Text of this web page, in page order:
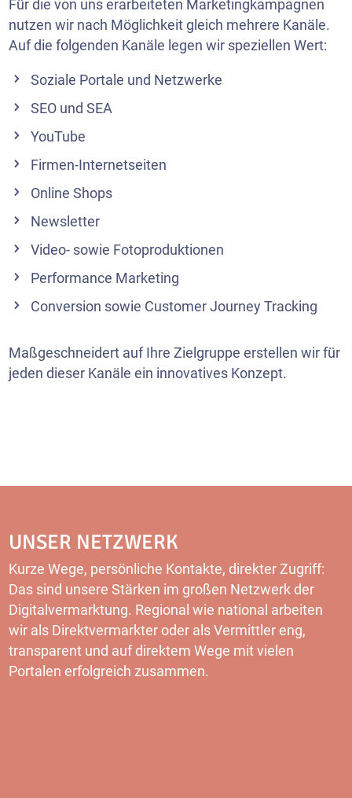
Für die von uns erarbeiteten Marketingkampagnen
nutzen wir nach Möglichkeit gleich mehrere Kanäle.
Auf die folgenden Kanäle legen wir speziellen Wert:
Soziale Portale und Netzwerke
SEO und SEA
YouTube
Firmen-Internetseiten
Online Shops
Newsletter
Video- sowie Fotoproduktionen
Performance Marketing
Conversion sowie Customer Journey Tracking
Maßgeschneidert auf Ihre Zielgruppe erstellen wir für
jeden dieser Kanäle ein innovatives Konzept.
UNSER NETZWERK
Kurze Wege, persönliche Kontakte, direkter Zugriff:
Das sind unsere Stärken im großen Netzwerk der
Digitalvermarktung. Regional wie national arbeiten
wir als Direktvermarkter oder als Vermittler eng,
transparent und auf direktem Wege mit vielen
Portalen erfolgreich zusammen.